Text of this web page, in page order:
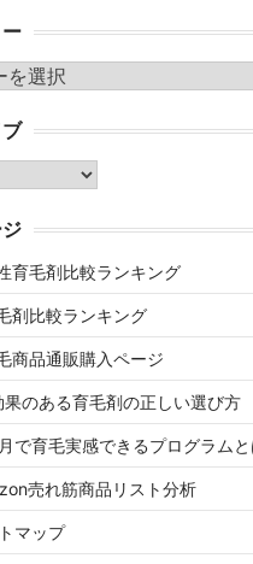
育毛剤比較ランキング
剤比較ランキング
商品通販購入ページ
果のある育毛剤の正しい選び方
で育毛実感できるプログラムと
売れ筋商品リスト分析
マップ